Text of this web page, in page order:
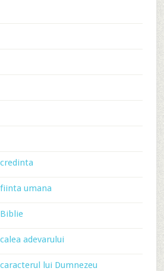
umana
adevarului
lui Dumnezeu